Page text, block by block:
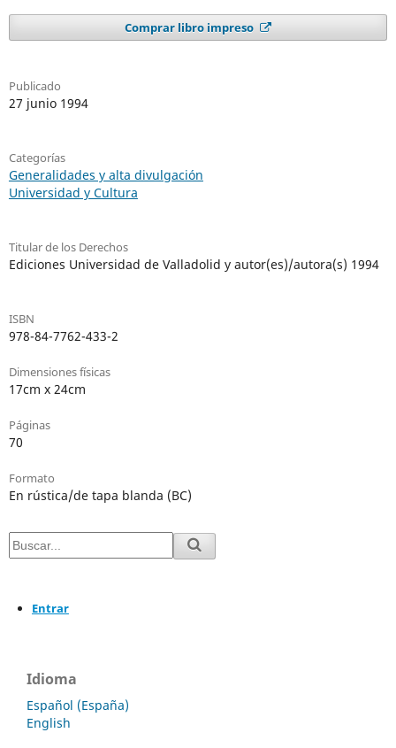
Comprar libro impreso
Publicado
27 junio 1994
Categorías
Generalidades y alta divulgación
Universidad y Cultura
Titular de los Derechos
Ediciones Universidad de Valladolid y autor(es)/autora(s) 1994
ISBN
978-84-7762-433-2
Dimensiones físicas
17cm x 24cm
Páginas
70
Formato
En rústica/de tapa blanda (BC)
Entrar
Idioma
Español (España)
English